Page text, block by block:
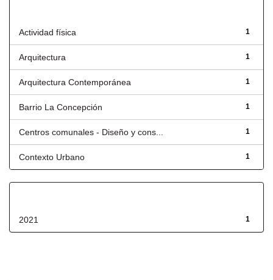
1
Actividad física
1
Arquitectura
1
Arquitectura Contemporánea
1
Barrio La Concepción
1
Centros comunales - Diseño y cons...
1
Contexto Urbano
1
2021